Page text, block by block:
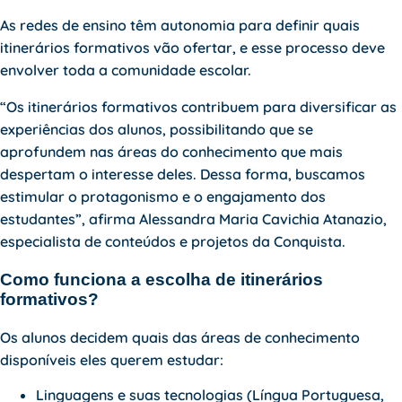
As redes de ensino têm autonomia para definir quais
itinerários formativos vão ofertar, e esse processo deve
envolver toda a comunidade escolar.
“Os itinerários formativos contribuem para diversificar as
experiências dos alunos, possibilitando que se
aprofundem nas áreas do conhecimento que mais
despertam o interesse deles. Dessa forma, buscamos
estimular o protagonismo e o engajamento dos
estudantes”, afirma Alessandra Maria Cavichia Atanazio,
especialista de conteúdos e projetos da Conquista.
Como funciona a escolha de itinerários
formativos?
Os alunos decidem quais das áreas de conhecimento
disponíveis eles querem estudar:
Linguagens e suas tecnologias (Língua Portuguesa,